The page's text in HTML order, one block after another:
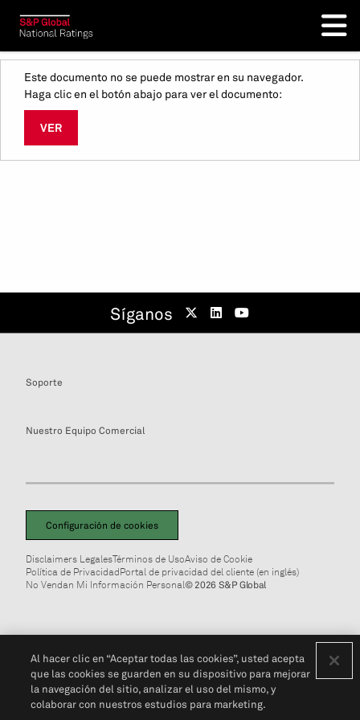
Este documento no se puede mostrar en su navegador.
Haga clic en el botón abajo para ver el documento:
VER
Síganos
Soporte
Nuestro Equipo Comercial
Configuración de cookies
Disclaimers LegalesTérminos de UsoAviso de Cookie
Política de PrivacidadPortal de privacidad del cliente (en inglés)
No Vendan Mi Información Personal© 2026 S&P Global
Al hacer clic en “Aceptar todas las cookies”, usted acepta
que las cookies se guarden en su dispositivo para mejorar
la navegación del sitio, analizar el uso del mismo, y
colaborar con nuestros estudios para marketing.